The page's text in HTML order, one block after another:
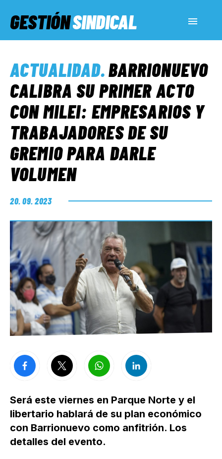
GESTIÓNSINDICAL
SERVICIOS SOCIALES
INFORMES ESPECIALES
FUERA DE MEGÁFONO
ACTUALIDAD.BARRIONUEVO
CALIBRA SU PRIMER ACTO
CON MILEI: EMPRESARIOS Y
TRABAJADORES DE SU
GREMIO PARA DARLE
VOLUMEN
20. 09. 2023
Será este viernes en Parque Norte y el
libertario hablará de su plan económico
con Barrionuevo como anfitrión. Los
detalles del evento.